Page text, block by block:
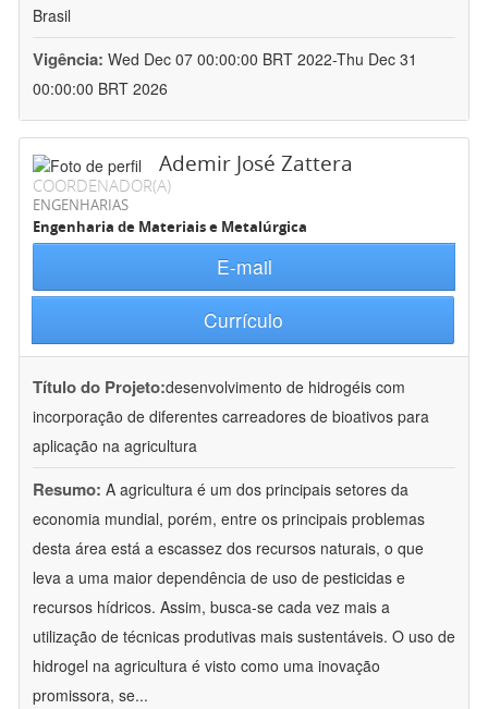
Brasil
Vigência: Wed Dec 07 00:00:00 BRT 2022-Thu Dec 31
00:00:00 BRT 2026
Ademir José Zattera
COORDENADOR(A)
ENGENHARIAS
Engenharia de Materiais e Metalúrgica
E-mail
Currículo
Título do Projeto:desenvolvimento de hidrogéis com
incorporação de diferentes carreadores de bioativos para
aplicação na agricultura
Resumo: A agricultura é um dos principais setores da
economia mundial, porém, entre os principais problemas
desta área está a escassez dos recursos naturais, o que
leva a uma maior dependência de uso de pesticidas e
recursos hídricos. Assim, busca-se cada vez mais a
utilização de técnicas produtivas mais sustentáveis. O uso de
hidrogel na agricultura é visto como uma inovação
promissora, se...